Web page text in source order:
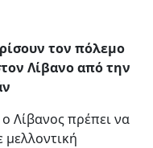
τον πόλεμο
Λίβανο από την
ο Λίβανος πρέπει να